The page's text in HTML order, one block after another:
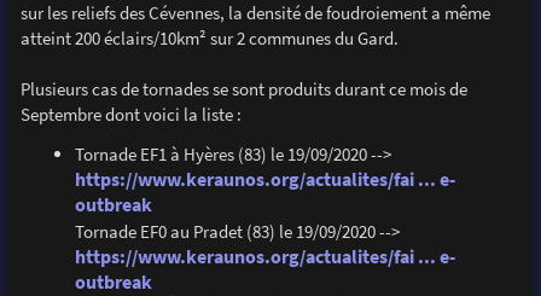
sur les reliefs des Cévennes, la densité de foudroiement a même
atteint 200 éclairs/10km² sur 2 communes du Gard.
Plusieurs cas de tornades se sont produits durant ce mois de
Septembre dont voici la liste :
Tornade EF1 à Hyères (83) le 19/09/2020 -->
https://www.keraunos.org/actualites/fai ... e-
outbreak
Tornade EF0 au Pradet (83) le 19/09/2020 -->
https://www.keraunos.org/actualites/fai ... e-
outbreak